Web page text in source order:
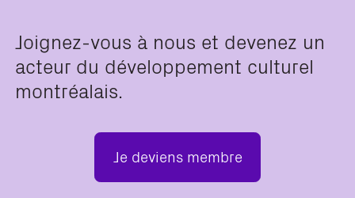
Joignez-vous à nous et devenez un
acteur du développement culturel
montréalais.
Je deviens membre